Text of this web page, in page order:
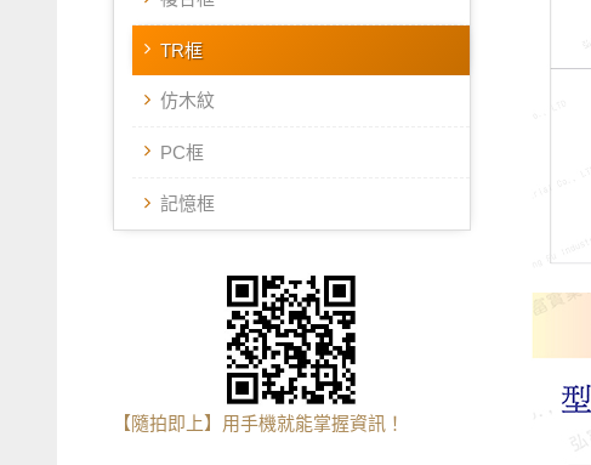
TR框
仿木紋
PC框
記憶框
【隨拍即上】用手機就能掌握資訊！